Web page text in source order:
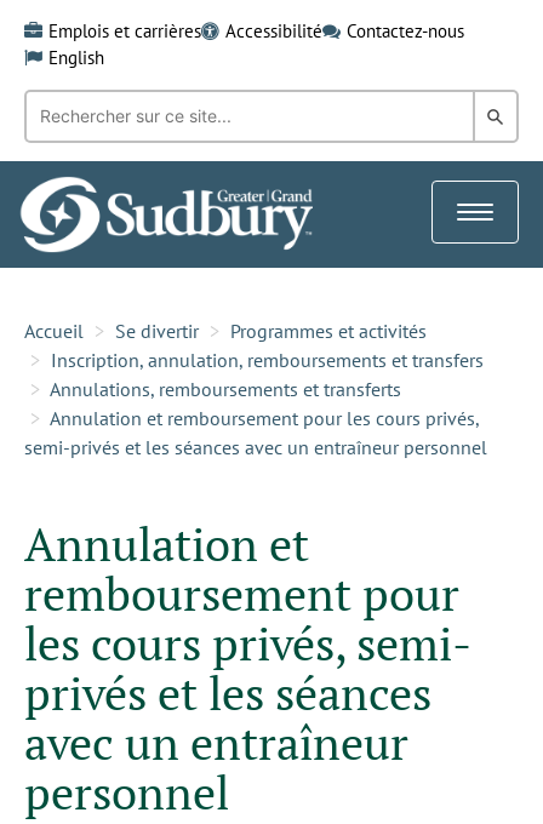
content
Emplois et carrières Accessibilité
Contactez-nous
English
Recherche
mot-
clé:
dans
Toggle
Accueil Se divertir
Programmes et activités
Inscription, annulation, remboursements et transfers
Annulations, remboursements et transferts
Annulation et remboursement pour les cours privés,
semi-privés et les séances avec un entraîneur personnel
Annulation et
remboursement pour
les cours privés, semi-
privés et les séances
avec un entraîneur
personnel